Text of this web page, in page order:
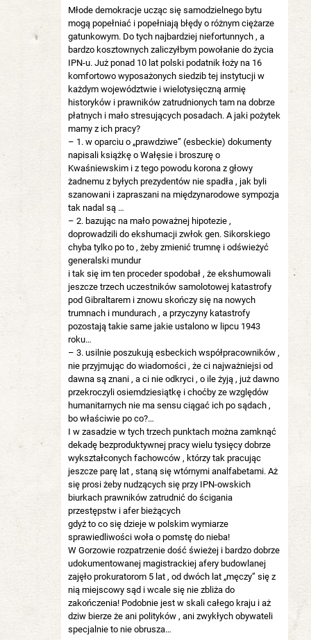
Młode demokracje ucząc się samodzielnego bytu
mogą popełniać i popełniają błędy o różnym ciężarze
gatunkowym. Do tych najbardziej niefortunnych , a
bardzo kosztownych zaliczyłbym powołanie do życia
IPN-u. Już ponad 10 lat polski podatnik łoży na 16
komfortowo wyposażonych siedzib tej instytucji w
każdym województwie i wielotysięczną armię
historyków i prawników zatrudnionych tam na dobrze
płatnych i mało stresujących posadach. A jaki pożytek
mamy z ich pracy?
– 1. w oparciu o „prawdziwe” (esbeckie) dokumenty
napisali książkę o Wałęsie i broszurę o
Kwaśniewskim i z tego powodu korona z głowy
żadnemu z byłych prezydentów nie spadła , jak byli
szanowani i zapraszani na międzynarodowe sympozja
tak nadal są …
– 2. bazując na mało poważnej hipotezie ,
doprowadzili do ekshumacji zwłok gen. Sikorskiego
chyba tylko po to , żeby zmienić trumnę i odświeżyć
generalski mundur
i tak się im ten proceder spodobał , że ekshumowali
jeszcze trzech uczestników samolotowej katastrofy
pod Gibraltarem i znowu skończy się na nowych
trumnach i mundurach , a przyczyny katastrofy
pozostają takie same jakie ustalono w lipcu 1943
roku…
– 3. usilnie poszukują esbeckich współpracowników ,
nie przyjmując do wiadomości , że ci najważniejsi od
dawna są znani , a ci nie odkryci , o ile żyją , już dawno
przekroczyli osiemdziesiątkę i choćby ze względów
humanitarnych nie ma sensu ciągać ich po sądach ,
bo właściwie po co?…
I w zasadzie w tych trzech punktach można zamknąć
dekadę bezproduktywnej pracy wielu tysięcy dobrze
wykształconych fachowców , którzy tak pracując
jeszcze parę lat , staną się wtórnymi analfabetami. Aż
się prosi żeby nudzących się przy IPN-owskich
biurkach prawników zatrudnić do ścigania
przestępstw i afer bieżących
gdyż to co się dzieje w polskim wymiarze
sprawiedliwości woła o pomstę do nieba!
W Gorzowie rozpatrzenie dość świeżej i bardzo dobrze
udokumentowanej magistrackiej afery budowlanej
zajęło prokuratorom 5 lat , od dwóch lat „męczy” się z
nią miejscowy sąd i wcale się nie zbliża do
zakończenia! Podobnie jest w skali całego kraju i aż
dziw bierze że ani polityków , ani zwykłych obywateli
specjalnie to nie obrusza…